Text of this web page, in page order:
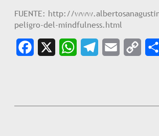
FUENTE: http://
peligro-del-mindfulness.html
Facebook
WhatsAppTelegramEmail
Copy